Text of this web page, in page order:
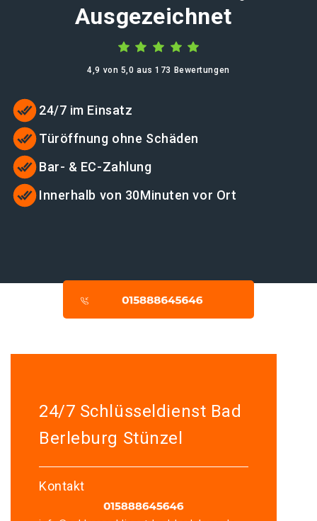
Ausgezeichnet
4,9 von 5,0 aus 173 Bewertungen
24/7 im Einsatz
Türöffnung ohne Schäden
Bar- & EC-Zahlung
Innerhalb von 30Minuten vor Ort
24/7 Schlüsseldienst Bad
Berleburg Stünzel
Kontakt